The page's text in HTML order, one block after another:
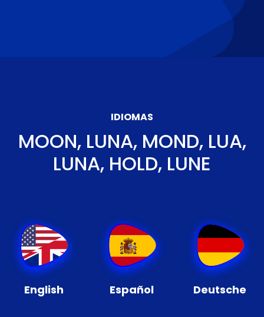
IDIOMAS
MOON, LUNA, MOND, LUA,
LUNA, HOLD, LUNE
English Español Deutsche